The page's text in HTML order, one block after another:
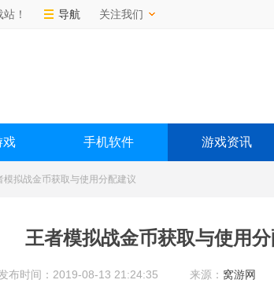
！ 导航 关注我们
戏 手机软件 游戏资讯
模拟战金币获取与使用分配建议
王者模拟战金币获取与使用
布时间：2019-08-13 21:24:35 来源： 窝游网